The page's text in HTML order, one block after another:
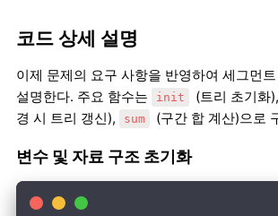
코드 상세 설명
이제 문제의 요구 사항을 반영하여 세그먼
설명한다. 주요 함수는
init (트리 초기화),
경 시 트리 갱신),
sum (구간 합 계산)으로
변수 및 자료 구조 초기화